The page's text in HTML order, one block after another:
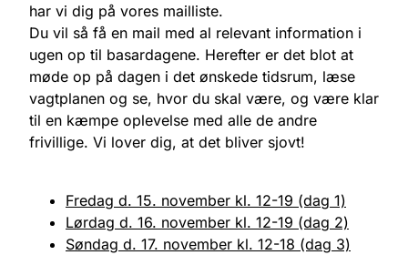
har vi dig på vores mailliste.
Du vil så få en mail med al relevant information i
ugen op til basardagene. Herefter er det blot at
møde op på dagen i det ønskede tidsrum, læse
vagtplanen og se, hvor du skal være, og være klar
til en kæmpe oplevelse med alle de andre
frivillige. Vi lover dig, at det bliver sjovt!
Fredag d. 15. november kl. 12-19 (dag 1)
Lørdag d. 16. november kl. 12-19 (dag 2)
Søndag d. 17. november kl. 12-18 (dag 3)